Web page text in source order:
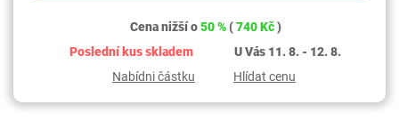
Cena nižší o50 %(740 Kč)
Poslední kus skladem
U Vás 11. 8. - 12. 8.
Nabídni částku
Hlídat cenu